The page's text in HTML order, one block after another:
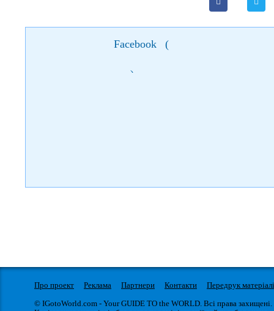
Facebook (
)
Про проект Реклама Партнери Контакти
Передрук
© IGotoWorld.com - Your GUIDE TO the WORLD. Всі права захищені.